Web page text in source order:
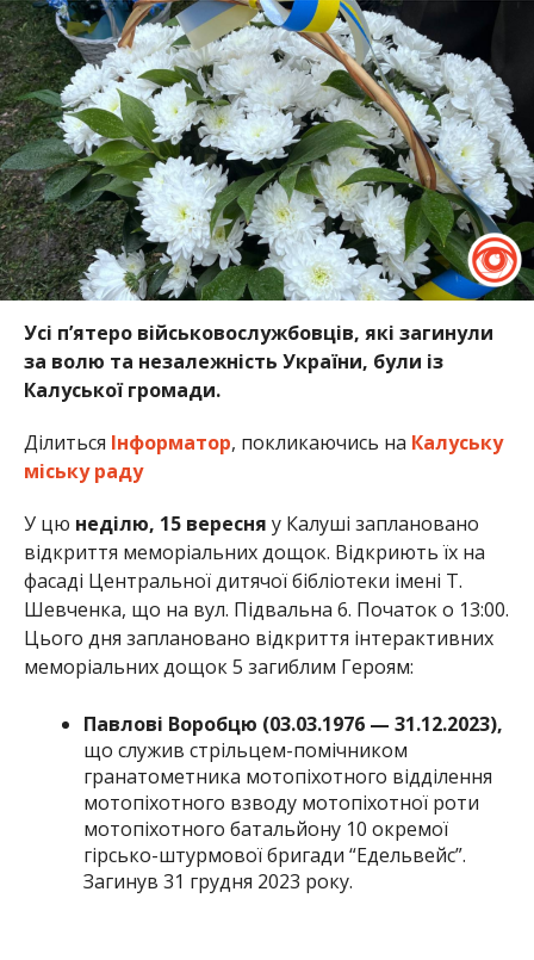
Усі п’ятеро військовослужбовців, які загинули
за волю та незалежність України, були із
Калуської громади.
Ділиться Інформатор, покликаючись на Калуську
міську раду
У цю неділю, 15 вересня у Калуші заплановано
відкриття меморіальних дощок. Відкриють їх на
фасаді Центральної дитячої бібліотеки імені Т.
Шевченка, що на вул. Підвальна 6. Початок о 13:00.
Цього дня заплановано відкриття інтерактивних
меморіальних дощок 5 загиблим Героям:
Павлові Воробцю (03.03.1976 — 31.12.2023),
що служив стрільцем-помічником
гранатометника мотопіхотного відділення
мотопіхотного взводу мотопіхотної роти
мотопіхотного батальйону 10 окремої
гірсько-штурмової бригади “Едельвейс”.
Загинув 31 грудня 2023 року.